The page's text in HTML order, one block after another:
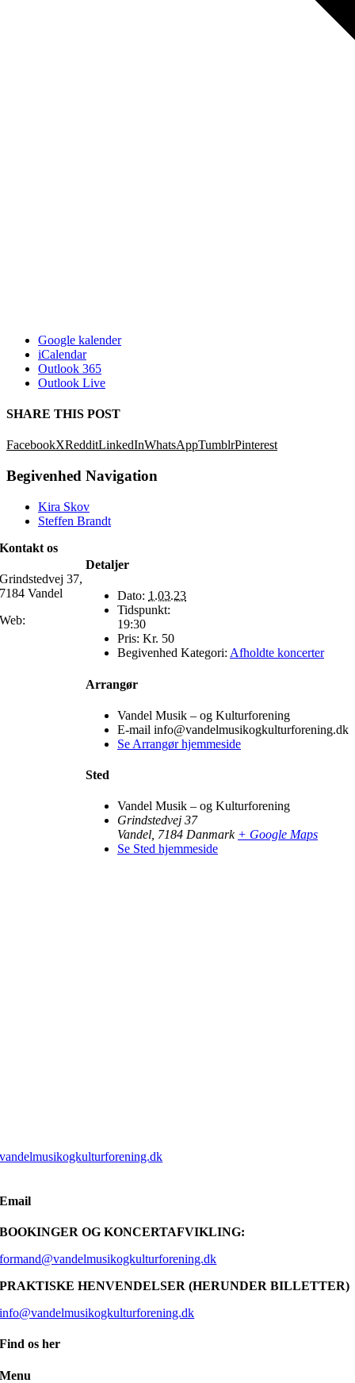
Google kalender
iCalendar
Outlook 365
Outlook Live
SHARE THIS POST
FacebookXRedditLinkedInWhatsAppTumblrPinterest
Begivenhed Navigation
Kira Skov
Steffen Brandt
Detaljer
Dato: 1.03.23
Tidspunkt:
19:30
Pris: Kr. 50
Begivenhed Kategori: Afholdte koncerter
Arrangør
Vandel Musik – og Kulturforening
E-mail info@vandelmusikogkulturforening.dk
Se Arrangør hjemmeside
Sted
Vandel Musik – og Kulturforening
Grindstedvej 37
Vandel, 7184 Danmark + Google Maps
Se Sted hjemmeside
Kontakt os
Grindstedvej 37,
7184 Vandel
Web:
vandelmusikogkulturforening.dk
Email
BOOKINGER OG KONCERTAFVIKLING:
formand@vandelmusikogkulturforening.dk
PRAKTISKE HENVENDELSER (HERUNDER BILLETTER)
info@vandelmusikogkulturforening.dk
Find os her
Menu